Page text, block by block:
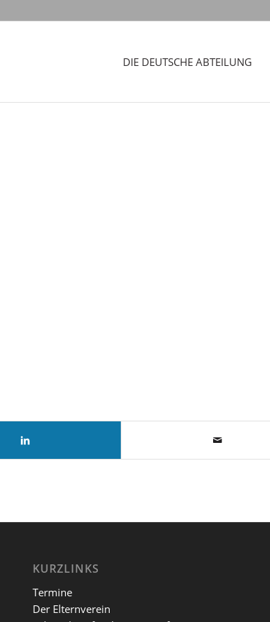
DIE DEUTSCHE ABTEILUNG
KURZLINKS
Termine
Der Elternverein